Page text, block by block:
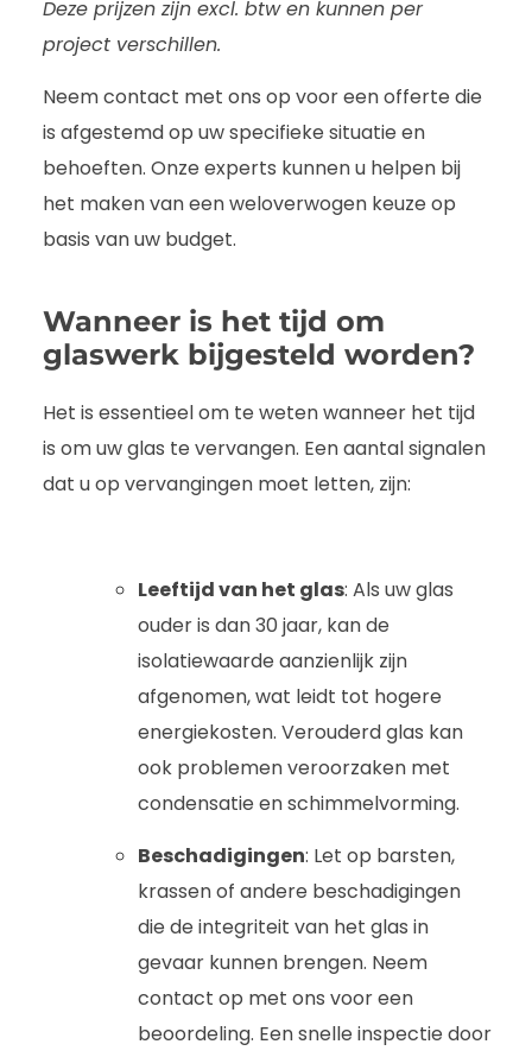
Deze prijzen zijn excl. btw en kunnen per
project verschillen.
Neem contact met ons op voor een offerte die
is afgestemd op uw specifieke situatie en
behoeften. Onze experts kunnen u helpen bij
het maken van een weloverwogen keuze op
basis van uw budget.
Wanneer is het tijd om
glaswerk bijgesteld worden?
Het is essentieel om te weten wanneer het tijd
is om uw glas te vervangen. Een aantal signalen
dat u op vervangingen moet letten, zijn:
Leeftijd van het glas: Als uw glas
ouder is dan 30 jaar, kan de
isolatiewaarde aanzienlijk zijn
afgenomen, wat leidt tot hogere
energiekosten. Verouderd glas kan
ook problemen veroorzaken met
condensatie en schimmelvorming.
Beschadigingen: Let op barsten,
krassen of andere beschadigingen
die de integriteit van het glas in
gevaar kunnen brengen. Neem
contact op met ons voor een
beoordeling. Een snelle inspectie door